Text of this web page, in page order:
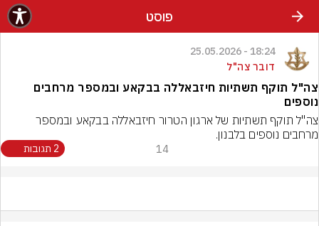
פוסט
18:24 - 25.05.2026
דובר צה"ל
צה"ל תוקף תשתיות חיזבאללה בבקאע ובמספר מרחבים
נוספים
צה"ל תוקף תשתיות של ארגון הטרור חיזבאללה בבקאע ובמספר
מרחבים נוספים בלבנון.
14 2 תגובות